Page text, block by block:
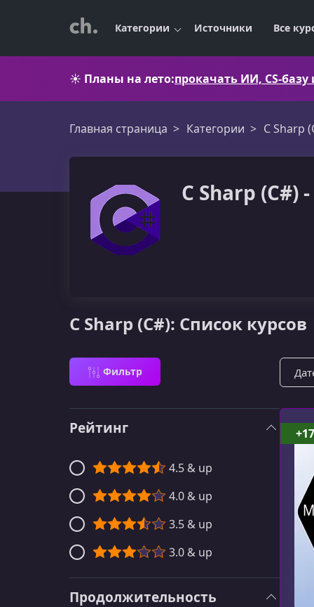
Категории Источники Все
☀️ Планы на лето:прокачать ИИ, CS-
Главная страница Категории C Sharp
C Sharp
C Sharp (C#): Список курсов
Фильтр
Рейтинг
4.5 & up
4.0 & up
3.5 & up
3.0 & up
Продолжительность
+17